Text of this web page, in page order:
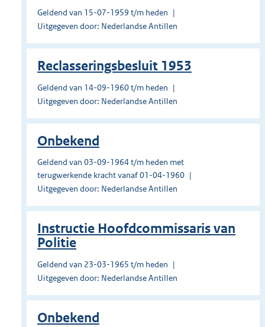
Geldend van 15-07-1959 t/m heden
Uitgegeven door: Nederlandse Antillen
Reclasseringsbesluit 1953
Geldend van 14-09-1960 t/m heden
Uitgegeven door: Nederlandse Antillen
Onbekend
Geldend van 03-09-1964 t/m heden met
terugwerkende kracht vanaf 01-04-1960
Uitgegeven door: Nederlandse Antillen
Instructie Hoofdcommissaris van
Politie
Geldend van 23-03-1965 t/m heden
Uitgegeven door: Nederlandse Antillen
Onbekend